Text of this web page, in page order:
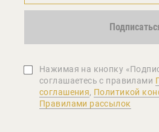
Нажимая на кнопку
соглашаетеcь с правилами
соглашения, Политикой
Правилами рассылок